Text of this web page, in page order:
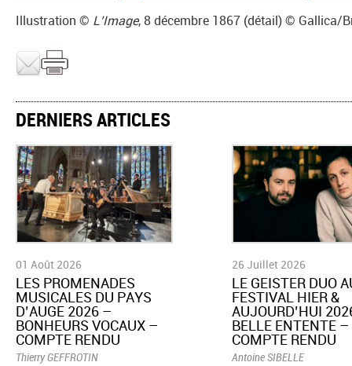
Illustration © L’Image, 8 décembre 1867 (détail) © Gallica/
DERNIERS ARTICLES
01 Août 2026
LES PROMENADES
MUSICALES DU PAYS
D’AUGE 2026 –
BONHEURS VOCAUX –
COMPTE RENDU
Thierry GEFFROTIN
26 Juillet 2026
LE GEISTER DUO
FESTIVAL HIER &
AUJOURD’HUI
BELLE ENTENTE –
COMPTE RENDU
Antoine SIBELLE